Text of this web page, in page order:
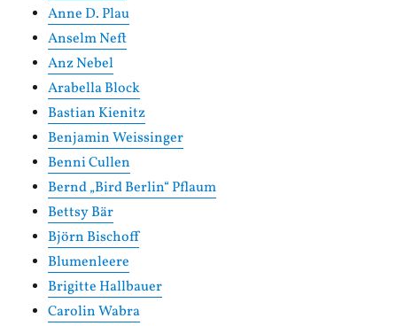
Anne D. Plau
Anselm Neft
Anz Nebel
Arabella Block
Bastian Kienitz
Benjamin Weissinger
Benni Cullen
Bernd „Bird Berlin“ Pflaum
Bettsy Bär
Björn Bischoff
Blumenleere
Brigitte Hallbauer
Carolin Wabra